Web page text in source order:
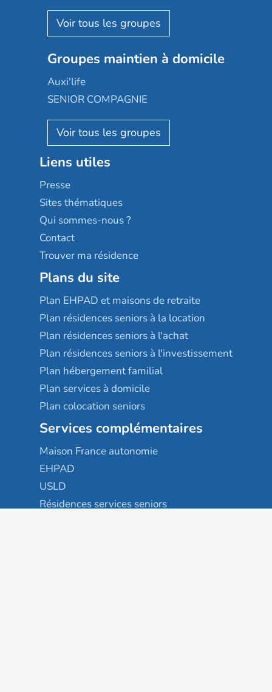
Aquarelia
Nexity edenea
Les jardins d'Arcadie
Occitalia
Appartseniors
Reseda
Stella management
Les villages d'or
Sérénys
Résidences services Villa Médicis
Korian
Emera
Groupe SOS
Le Noble Âge
Almage
Résidalya
Groupe aplus
Groupes maintien à domicile
Auxi'life
SENIOR COMPAGNIE
AGE D'OR Services
Liens utiles
Presse
Sites thématiques
Qui sommes-nous ?
Contact
Trouver ma résidence
Plans du site
Plan EHPAD et maisons de retraite
Plan résidences seniors à la location
Plan résidences seniors à l'achat
Plan résidences seniors à l'investissement
Plan hébergement familial
Plan services à domicile
Plan colocation seniors
Services complémentaires
Maison France autonomie
EHPAD
USLD
Résidences services seniors